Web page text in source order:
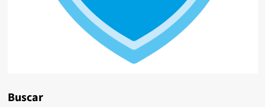
Buscar